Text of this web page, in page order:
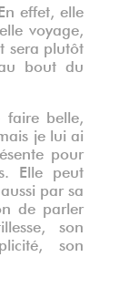
En effet, elle
voyage,
sera plutôt
bout du
belle,
je lui ai
pour
Elle peut
par sa
de parler
son
son